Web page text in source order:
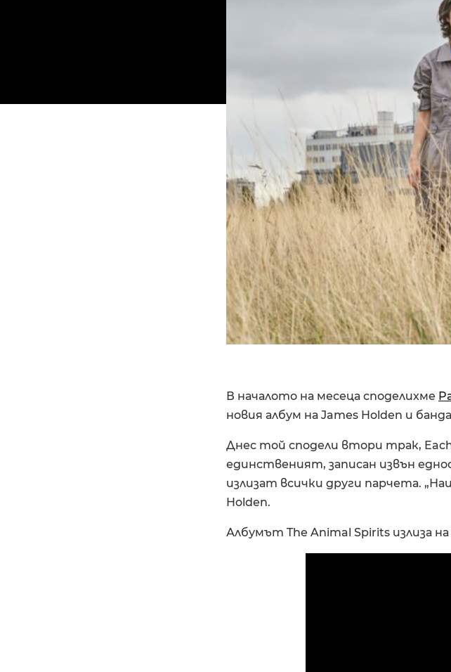
В началото на месеца споделихме
новия албум на James Holden и
Днес той сподели втори трак,
единственият, записан извън
излизат всички други парчета.
Holden.
Албумът The Animal Spirits излиза